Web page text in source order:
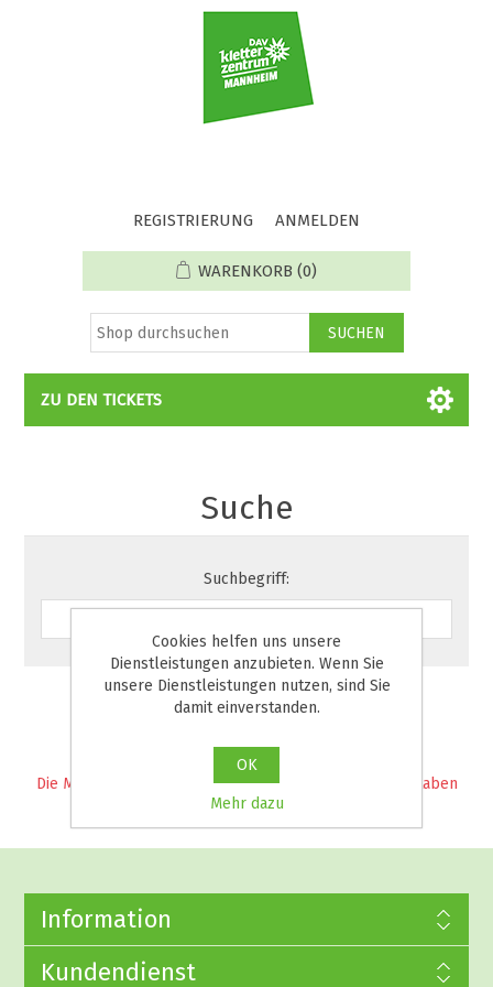
REGISTRIERUNG ANMELDEN
WARENKORB (0)
ZU DEN TICKETS
Suche
Suchbegriff:
Die Mindestlänge für den Suchbegriff beträgt 3 Buchstaben
Information
Kundendienst
Cookies helfen uns unsere
Dienstleistungen anzubieten. Wenn Sie
unsere Dienstleistungen nutzen, sind Sie
damit einverstanden.
OK
Mehr dazu